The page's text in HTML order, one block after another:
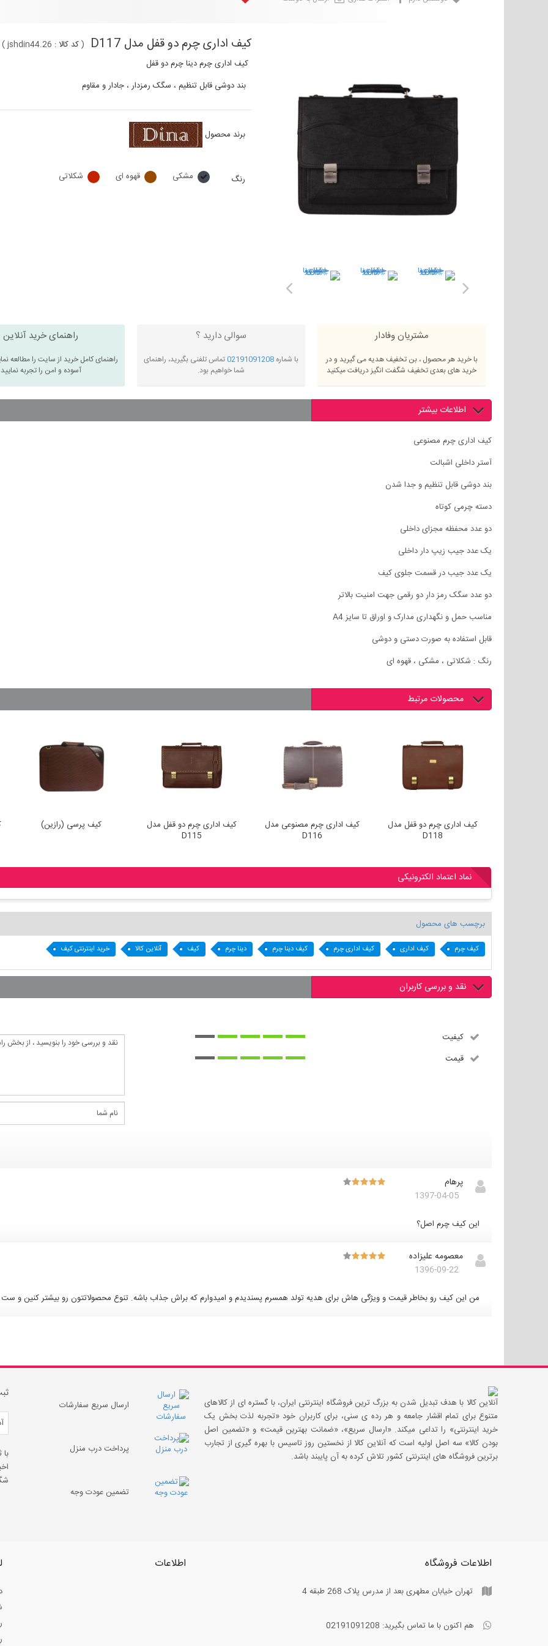
کیف اداری چرم دو قفل مدل D117 (کد کالا : jshdin44.26
)
کیف اداری چرم دینا چرم دو قفل
بند دوشی قابل تنظیم ، سگک رمزدار ، جادار و مقاوم
برند محصول
رنگ مشکی قهوه ای شکلاتی
مشتریان وفادار
با خرید هر محصول ، بن تخفیف هدیه می گیرید و در
خرید های بعدی تخفیف شگفت انگیز دریافت میکنید
سوالی دارید ؟
با شماره 02191091208تماس تلفنی بگیرید، راهنمای
شما خواهیم بود.
راهنمای خرید آنلاین
راهنمای کامل خرید از سایت را مطالعه
آسوده و امن را تجربه نمایید
اطلاعات بیشتر
کیف اداری چرم مصنوعی
آستر داخلی اشبالت
بند دوشی قابل تنظیم و جدا شدن
دسته چرمی کوتاه
دو عدد محفظه مجزای داخلی
یک عدد جیب زیپ دار داخلی
یک عدد جیب در قسمت جلوی کیف
دو عدد سگک رمز دار دو رقمی جهت امنیت بالاتر
مناسب حمل و نگهداری مدارک و اوراق تا سایز A4
قابل استفاده به صورت دستی و دوشی
رنگ : شکلاتی ، مشکی ، قهوه ای
محصولات مرتبط
کیف
کیف اداری چرم دو قفل مدل
کیف اداری چرم مصنوعی مدل
کیف اداری چرم دو قفل مدل
کیف اداری لپ تاپی چرم مدل
نماد اعتماد الکترونیکی
برچسب های محصول
کیف چرم کیف اداری کیف اداری چرم کیف دینا چرم دینا چرم کیف آنلاین کالا خرید اینترنتی کیف
نقد و بررسی کاربران
کیفیت
قیمت
پرهام
1397-04-05
این کیف چرم اصل؟
معصومه علیزاده
1396-09-22
من این کیف رو بخاطر قیمت و ویژگی هاش برای هدیه تولد همسرم پسندیدم و امیدوارم که براش جذاب باشه. تنوع محصولاتتون رو بیشتر کنین و ست
آنلاین کالا با هدف تبدیل شدن به بزرگ ترین فروشگاه اینترنتی ایران، با گستره ای از کالاهای
متنوع برای تمام اقشار جامعه و هر رده ی سنی، برای کاربران خود «تجربه لذت بخش یک
خرید اینترنتی» را تداعی میکند. «ارسال سریع»، «ضمانت بهترین قیمت» و «تضمین اصل
بودن کالا» سه اصل اولیه است که آنلاین کالا از نخستین روز تاسیس با بهره گیری از تجارب
برترین فروشگاه های اینترنتی کشور تلاش کرده به آن پایبند باشد.
ارسال سریع سفارشات
پرداخت درب منزل
تضمین عودت وجه
اطلاعات فروشگاه
تهران خیابان مطهری بعد از مدرس پلاک 268 طبقه 4
هم اکنون با ما تماس بگیرید: 02191091208
اطلاعات